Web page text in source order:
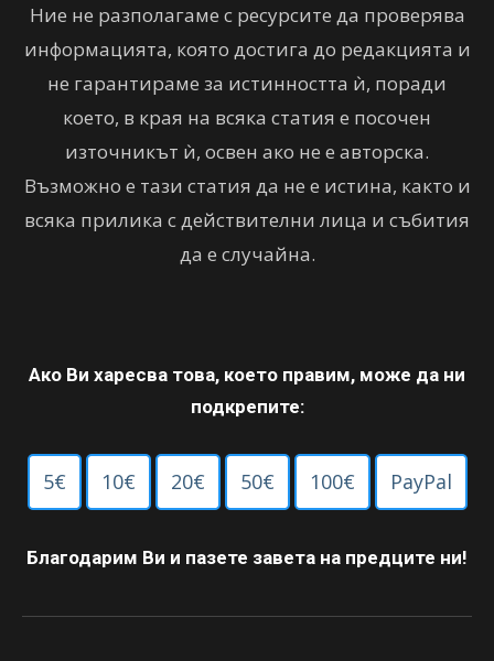
Ние не разполагаме с ресурсите да проверява
информацията, която достига до редакцията и
не гарантираме за истинността ѝ, поради
което, в края на всяка статия е посочен
източникът ѝ, освен ако не е авторска.
Възможно е тази статия да не е истина, както и
всяка прилика с действителни лица и събития
да е случайна.
Ако Ви харесва това, което правим, може да ни
подкрепите:
5€ 10€ 20€ 50€ 100€ PayPal
Благодарим Ви и пазете завета на предците ни!